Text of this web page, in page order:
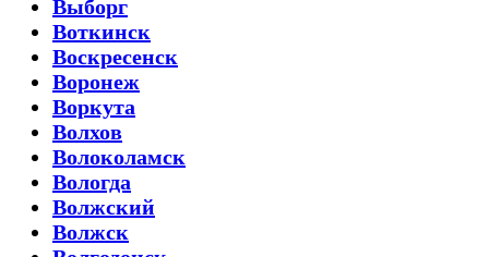
Выборг
Воткинск
Воскресенск
Воронеж
Воркута
Волхов
Волоколамск
Вологда
Волжский
Волжск